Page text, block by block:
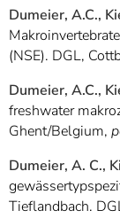
Dumeier, A.C.,
(NSE). DGL,
Dumeier, A.C.,
freshwater
Ghent/Belgium,
Dumeier, A. C.,
Tieflandbach.